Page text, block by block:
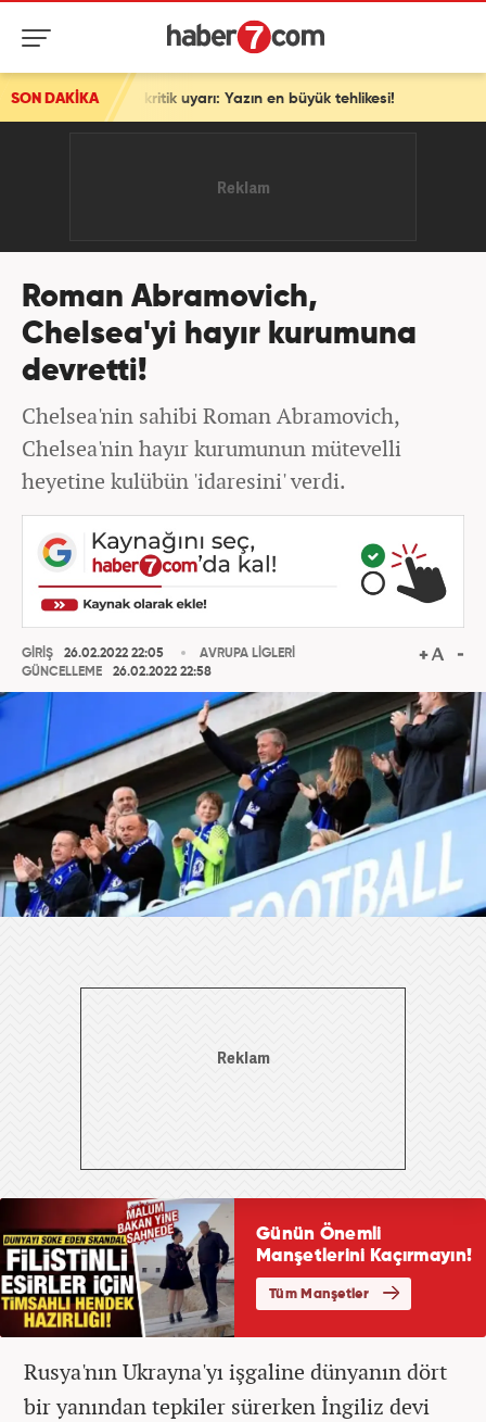
SON DAKİKA
Yazın en büyük tehlikesi!
Roman Abramovich,
Chelsea'yi hayır kurumuna
devretti!
Chelsea'nin sahibi Roman Abramovich,
Chelsea'nin hayır kurumunun mütevelli
heyetine kulübün 'idaresini' verdi.
GİRİŞ
26.02.2022 22:05
GÜNCELLEME
26.02.2022 22:58
AVRUPA LİGLERİ
Rusya'nın Ukrayna'yı işgaline dünyanın dört
bir yanından tepkiler sürerken İngiliz devi